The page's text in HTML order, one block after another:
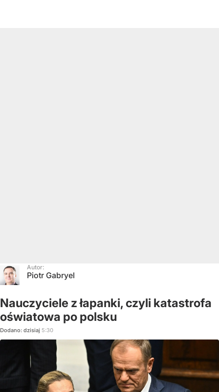
Autor:
Piotr Gabryel
Nauczyciele z łapanki, czyli katastrofa
oświatowa po polsku
Dodano: dzisiaj 5:30